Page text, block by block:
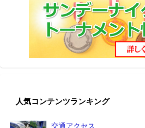
人気コンテンツランキング
交通アクセス